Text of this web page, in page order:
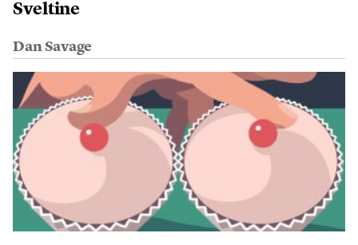
Sveltine
Dan Savage